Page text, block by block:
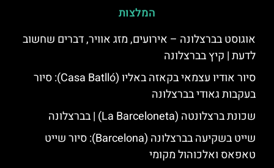
המלצות
אוגוסט בברצלונה – אירועים, מזג אוויר, דברים שחשוב
לדעת | קיץ בברצלונה
סיור אודיו עצמאי בקאזה באליו (Casa Batlló): סיור
בעקבות גאודי בברצלונה
שכונת ברצלונטה (La Barceloneta) | בברצלונה
שייט בשקיעה בברצלונה (Barcelona): סיור שייט
טאפאס ואלכוהול מקומי